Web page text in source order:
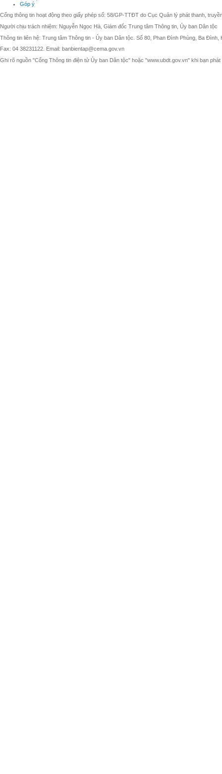
Góp ý
Cổng thông tin hoạt động theo giấy phép số: 58/GP-TTĐT do Cục Quản lý phát thanh,
Người chịu trách nhiệm: Nguyễn Ngọc Hà, Giám đốc Trung tâm Thông tin, Ủy ban Dân tộc
Thông tin liên hệ: Trung tâm Thông tin - Ủy ban Dân tộc. Số 80, Phan Đình Phùng, Ba Đình,
Fax: 04 38231122. Email: banbientap@cema.gov.vn
Ghi rõ nguồn "Cổng Thông tin điện tử Ủy ban Dân tộc" hoặc "www.ubdt.gov.vn" khi bạn